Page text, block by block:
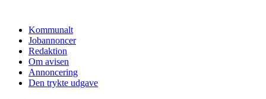
indholdKommunalt
Jobannoncer
Redaktion
Om avisen
Annoncering
Den trykte udgave